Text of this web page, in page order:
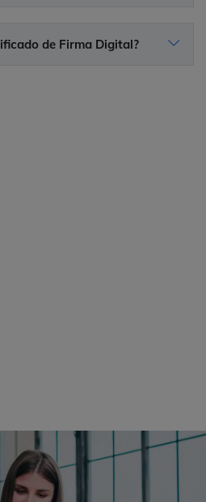
de Firma Digital?